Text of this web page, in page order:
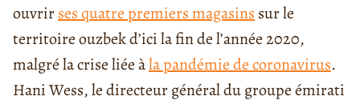
ouvrirses quatre premiers magasinssur le
territoire ouzbek d’ici la fin de l’année 2020,
malgré la crise liée àla pandémie de coronavirus.
Hani Wess, le directeur général du groupe émirati